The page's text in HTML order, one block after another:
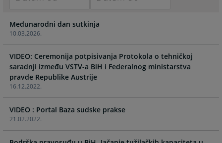
forward
to
interact
with
the
calendar
and
select
a
date.
Press
forward
interact
with
the
calendar
select
a
Press
10.03.2026.
Međunarodni dan sutkinja
16.12.2022.
VIDEO: Ceremonija potpisivanja Protokola o tehničkoj
saradnji između VSTV-a BiH i Federalnog ministarstva
pravde Republike Austrije
21.02.2022.
VIDEO : Portal Baza sudske prakse